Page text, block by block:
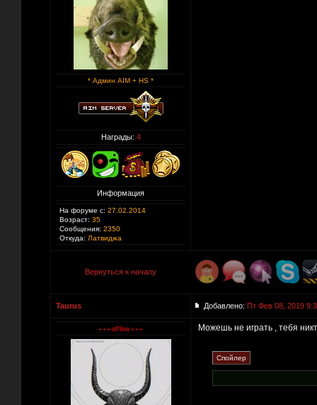
* Админ AIM + HS *
Награды: 4
Информация
На форуме с: 27.02.2014
Возраст: 35
Сообщения: 2350
Откуда: Латвиджа
Вернуться к началу
Taurus Добавлено: Пт Фев 08, 2019
Можешь не играть , тебя